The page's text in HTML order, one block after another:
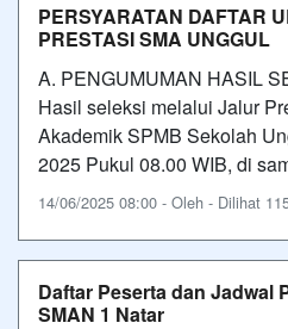
PERSYARATAN DAFTAR
PRESTASI SMA UNGGUL
A. PENGUMUMAN HASIL
Hasil seleksi melalui Jalur
Akademik SPMB Sekolah
2025 Pukul 08.00 WIB, di
14/06/2025 08:00 - Oleh - Dilihat
Daftar Peserta dan Jadwal
SMAN 1 Natar